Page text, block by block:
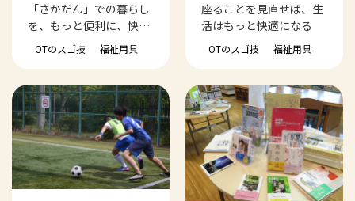
「さかだん」での暮らし
を、もっと便利に、快適
に
OTのスゴ技 福祉用具
座ることを見直せば、生
活はもっと快適になる
OTのスゴ技 福祉用具